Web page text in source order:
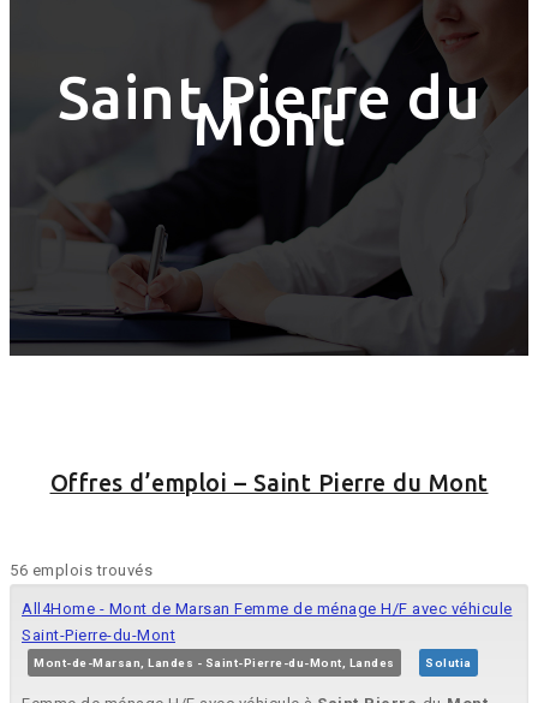
Saint Pierre du
Mont
Offres d’emploi – Saint Pierre du Mont
56 emplois trouvés
All4Home - Mont de Marsan Femme de ménage H/F avec véhicule
Saint-Pierre-du-Mont
Mont-de-Marsan, Landes - Saint-Pierre-du-Mont, Landes Solutia